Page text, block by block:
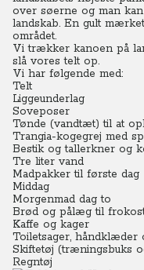
over søerne og man
landskab. En gult
området.
Vi trækker kanoen på
slå vores telt op.
Vi har følgende med:
Telt
Liggeunderlag
Soveposer
Tønde (vandtæt) til at
Trangia-kogegrej med
Bestik og tallerkner og
Tre liter vand
Madpakker til første dag
Middag
Morgenmad dag to
Brød og pålæg til
Kaffe og kager
Toiletsager, håndklæder
Skiftetøj (træningsbuks
Regntøj